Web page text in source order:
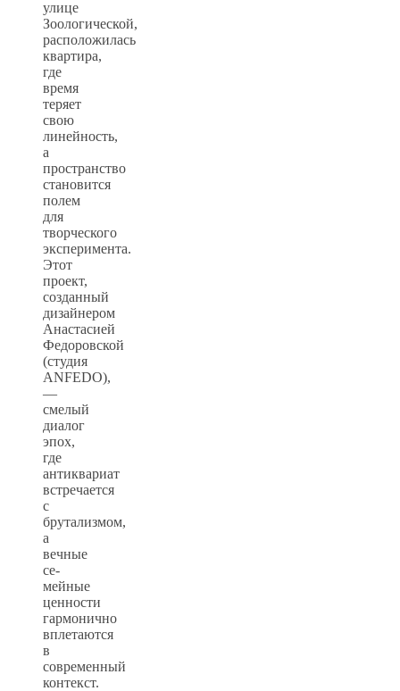
улице
Зоологической,
расположилась
квартира,
где
время
теряет
свою
линейность,
а
пространство
становится
полем
для
творческого
эксперимента.
Этот
проект,
созданный
дизайнером
Анастасией
Федоровской
(студия
ANFEDO),
—
смелый
диалог
эпох,
где
антиквариат
встречается
с
брутализмом,
а
вечные
се-
мейные
ценности
гармонично
вплетаются
в
современный
контекст.